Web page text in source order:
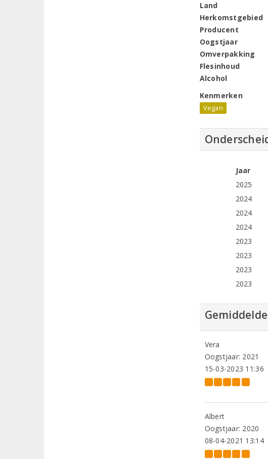
Land
Herkomstgebied
Producent
Oogstjaar
Omverpakking
Flesinhoud
Alcohol
Kenmerken
Vegan
Jaar
2025
2024
2024
2024
2023
2023
2023
2023
Vera
Oogstjaar: 2021
15-03-2023 11:36
Albert
Oogstjaar: 2020
08-04-2021 13:14